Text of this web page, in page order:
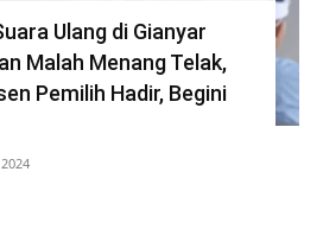
Ulang di Gianyar
Malah Menang Telak,
Pemilih Hadir, Begini